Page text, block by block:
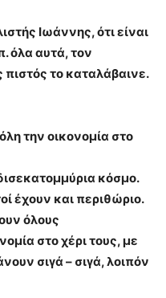
Ιωάννης, ότι είναι
όλα αυτά, τον
το καταλάβαινε.
την οικονομία στο
κόσμο.
έχουν και περιθώριο.
όλους
στο χέρι τους, με
σιγά – σιγά, λοιπόν